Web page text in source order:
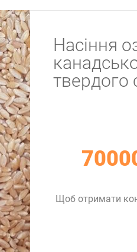
Насіння
твердого
Щоб отримати